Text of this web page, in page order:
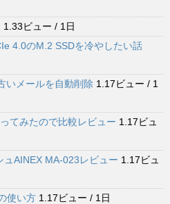
1.33ビュー / 1日
4.0のM.2 SSDを冷やしたい話
いメールを自動削除 1.17ビュー / 1
てみたので比較レビュー 1.17ビュ
AINEX MA-023レビュー 1.17ビュ
使い方 1.17ビュー / 1日